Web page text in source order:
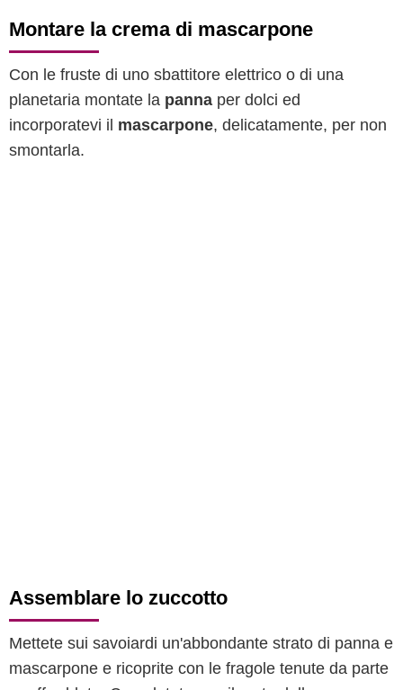
Montare la crema di mascarpone
Con le fruste di uno sbattitore elettrico o di una
planetaria montate la panna per dolci ed
incorporatevi il mascarpone, delicatamente, per non
smontarla.
Assemblare lo zuccotto
Mettete sui savoiardi un'abbondante strato di panna e
mascarpone e ricoprite con le fragole tenute da parte